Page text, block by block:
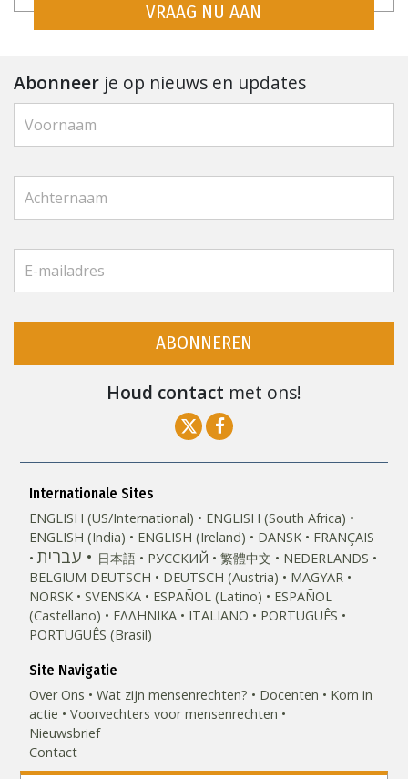
VRAAG NU AAN
Abonneer je op nieuws en updates
ABONNEREN
Houd contact met ons!
Internationale Sites
ENGLISH (US/International)
ENGLISH (South Africa)
ENGLISH (India)
ENGLISH (Ireland) DANSK FRANÇAIS
עברית 日本語 РУССКИЙ 繁體中文
NEDERLANDS
BELGIUM DEUTSCH DEUTSCH (Austria)
MAGYAR
NORSK
SVENSKA ESPAÑOL (Latino)
ESPAÑOL
(Castellano)
ΕΛΛΗΝΙΚA ITALIANO
PORTUGUÊS
PORTUGUÊS (Brasil)‎
Site Navigatie
Over Ons
Wat zijn mensenrechten? Docenten
Kom in
actie
Voorvechters voor mensenrechten
Nieuwsbrief
Contact